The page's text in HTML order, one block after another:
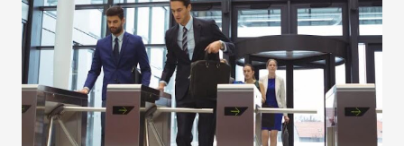
odontológica, chegando a oito especialidades que serão
atendidas. “Quando assumimos, o atendimento
odontológico em Caucaia era zero. A força de vontade de
todos tem feito o serviço acontecer. Atendemos a todos
por igual. Estamos focados na melhoria, cada vez mais”,
ressaltou o prefeito. O gestor também homenageou dois